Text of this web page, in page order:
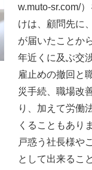
w.muto-sr.com/
けは、顧問先に
が届いたことか
年近くに及ぶ交
雇止めの撤回と
災手続、職場改
り、加えて労働
くることもあり
戸惑う社長様や
として出来るこ